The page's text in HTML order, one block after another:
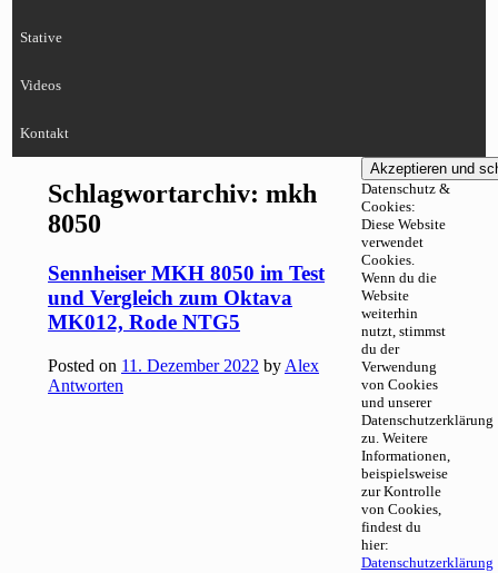
Stative
Videos
Kontakt
Schlagwortarchiv:mkh
8050
Sennheiser MKH 8050 im Test
und Vergleich zum Oktava
MK012, Rode NTG5
Posted on 11. Dezember 2022 by Alex
Antworten
Datenschutz &
Cookies:
Diese Website
verwendet
Cookies.
Wenn du die
Website
weiterhin
nutzt, stimmst
du der
Verwendung
von Cookies
und unserer
Datenschutzerklärung
zu. Weitere
Informationen,
beispielsweise
zur Kontrolle
von Cookies,
findest du
hier:
Datenschutzerklärung